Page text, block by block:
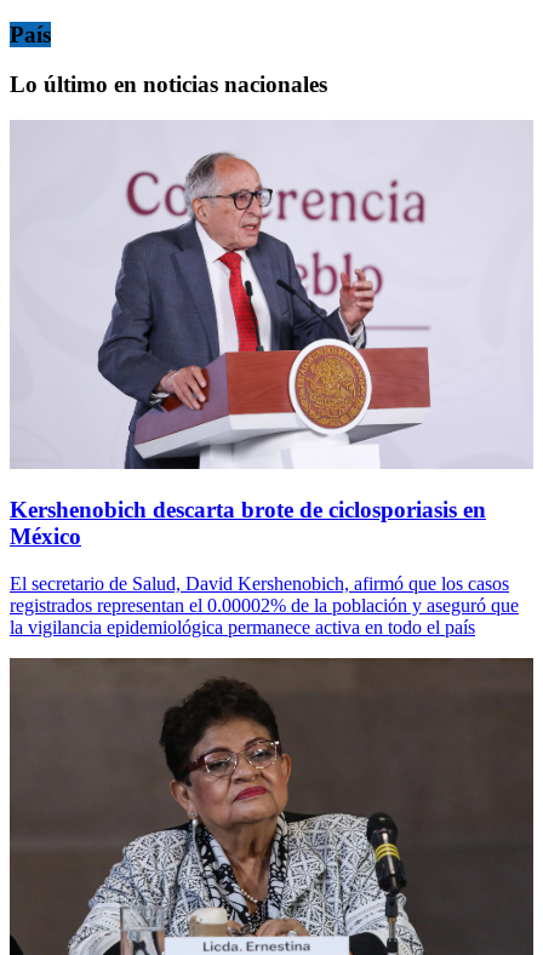
País
Lo último en noticias nacionales
Kershenobich descarta brote de ciclosporiasis en
México
El secretario de Salud, David Kershenobich, afirmó que los casos
registrados representan el 0.00002% de la población y aseguró que
la vigilancia epidemiológica permanece activa en todo el país